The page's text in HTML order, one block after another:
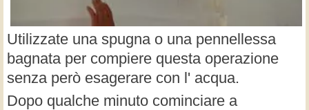
Utilizzate una spugna o una pennellessa
bagnata per compiere questa operazione
senza però esagerare con l' acqua.
Dopo qualche minuto cominciare a